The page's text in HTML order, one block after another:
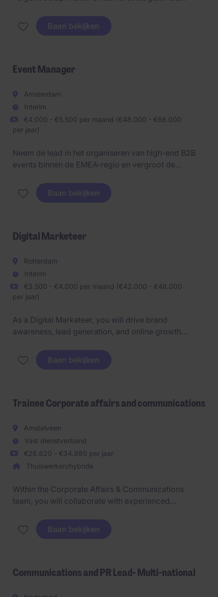
sterk consumentenmerk binnen Europa? Voor
Smartwares Group zijn wij op zoek naar een Online
Baan bekijken
Event Manager
Amsterdam
Interim
€4.000 - €5.500 per maand (€48.000 - €66.000
per jaar)
Neem de lead in het organiseren van high-end B2B
events binnen de EMEA-regio en vergroot de
de luchtvaart. Een dynamische, hands-on rol waarin
je direct bijdraagt aan commerciële groei en impact
Baan bekijken
Digital Marketeer
Rotterdam
Interim
€3.500 - €4.000 per maand (€42.000 - €48.000
per jaar)
As a Digital Marketeer, you will drive brand
awareness, lead generation, and online growth
SEO/SEA, and data-driven marketing initiatives. You
will work closely with sales and other stakeholders to
Baan bekijken
Trainee Corporate affairs and communications
Amstelveen
Vast dienstverband
€28.620 - €34.980 per jaar
Thuiswerken/hybride
Within the Corporate Affairs & Communications
team, you will collaborate with experienced
stakeholder engagement, and corporate
responsibility initiatives. The culture is international,
Baan bekijken
Communications and PR Lead- Multi-national